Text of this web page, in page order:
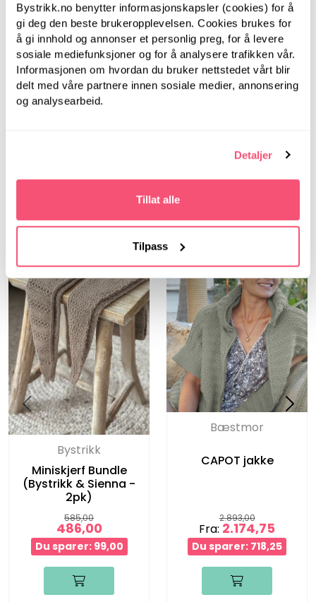
Bystrikk.no benytter informasjonskapsler (cookies) for å
gi deg den beste brukeropplevelsen. Cookies brukes for
å gi innhold og annonser et personlig preg, for å levere
sosiale mediefunksjoner og for å analysere trafikken vår.
Informasjonen om hvordan du bruker nettstedet vårt blir
delt med våre partnere innen sosiale medier, annonsering
og analysearbeid.
Detaljer
Tillat alle
Tilpass
Beskrivelse
Spesifikasjoner
FLUFF er et supermykt, lett og luftig blowgarn fra
ANBEFALT FOR DEG
Bystrikk
Miniskjerf Bundle
(Bystrikk & Sienna -
2pk)
585,00
486,00
Du sparer: 99,00
Bæstmor
CAPOT jakke
2.893,00
Fra: 2.174,75
Du sparer: 718,25